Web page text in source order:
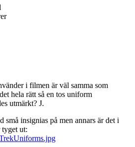
i filmen är väl samma som
hela rätt så en tos uniform
utmärkt? J.
små insignias på men annars är det i
tyget ut: